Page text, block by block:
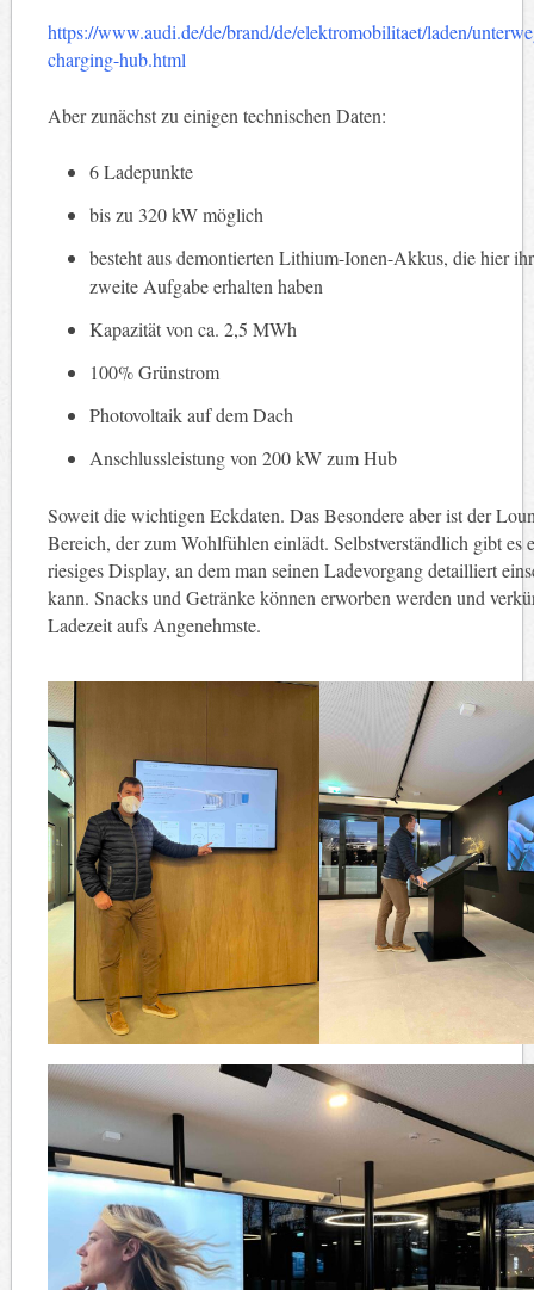
https://www.audi.de/de/brand/de/elektromobilitaet/laden/
charging-hub.html
Aber zunächst zu einigen technischen Daten:
6 Ladepunkte
bis zu 320 kW möglich
besteht aus demontierten Lithium-Ionen-Akkus, die hier
zweite Aufgabe erhalten haben
Kapazität von ca. 2,5 MWh
100% Grünstrom
Photovoltaik auf dem Dach
Anschlussleistung von 200 kW zum Hub
Soweit die wichtigen Eckdaten. Das Besondere aber ist der
Bereich, der zum Wohlfühlen einlädt. Selbstverständlich gibt es
riesiges Display, an dem man seinen Ladevorgang detailliert
kann. Snacks und Getränke können erworben werden und
Ladezeit aufs Angenehmste.